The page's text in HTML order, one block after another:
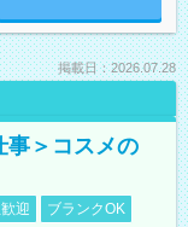
掲載日：2026.07.28
事＞コスメの
迎
ブランクOK